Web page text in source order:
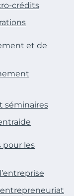
crédits
et de
séminaires
pour les